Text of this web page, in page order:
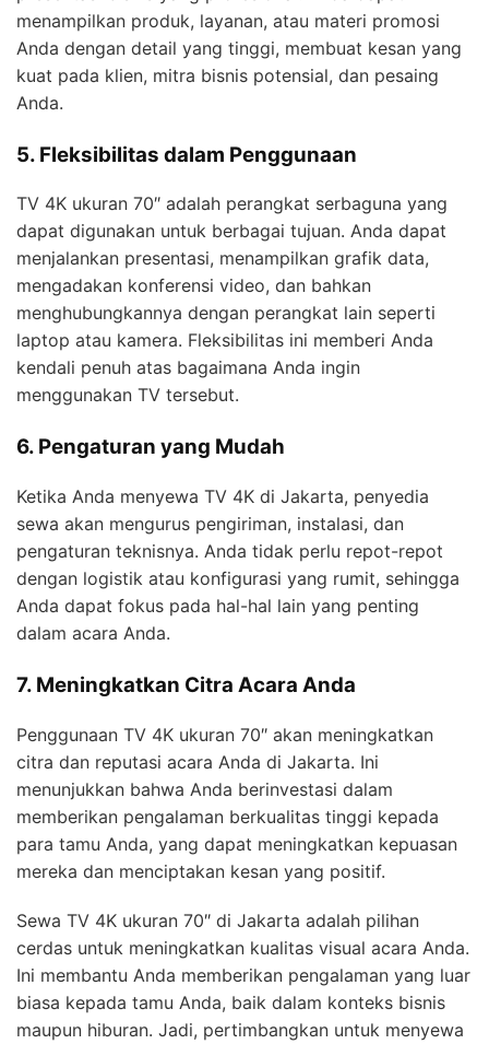
menampilkan produk, layanan, atau materi promosi
Anda dengan detail yang tinggi, membuat kesan yang
kuat pada klien, mitra bisnis potensial, dan pesaing
Anda.
5. Fleksibilitas dalam Penggunaan
TV 4K ukuran 70″ adalah perangkat serbaguna yang
dapat digunakan untuk berbagai tujuan. Anda dapat
menjalankan presentasi, menampilkan grafik data,
mengadakan konferensi video, dan bahkan
menghubungkannya dengan perangkat lain seperti
laptop atau kamera. Fleksibilitas ini memberi Anda
kendali penuh atas bagaimana Anda ingin
menggunakan TV tersebut.
6. Pengaturan yang Mudah
Ketika Anda menyewa TV 4K di Jakarta, penyedia
sewa akan mengurus pengiriman, instalasi, dan
pengaturan teknisnya. Anda tidak perlu repot-repot
dengan logistik atau konfigurasi yang rumit, sehingga
Anda dapat fokus pada hal-hal lain yang penting
dalam acara Anda.
7. Meningkatkan Citra Acara Anda
Penggunaan TV 4K ukuran 70″ akan meningkatkan
citra dan reputasi acara Anda di Jakarta. Ini
menunjukkan bahwa Anda berinvestasi dalam
memberikan pengalaman berkualitas tinggi kepada
para tamu Anda, yang dapat meningkatkan kepuasan
mereka dan menciptakan kesan yang positif.
Sewa TV 4K ukuran 70″ di Jakarta adalah pilihan
cerdas untuk meningkatkan kualitas visual acara Anda.
Ini membantu Anda memberikan pengalaman yang luar
biasa kepada tamu Anda, baik dalam konteks bisnis
maupun hiburan. Jadi, pertimbangkan untuk menyewa